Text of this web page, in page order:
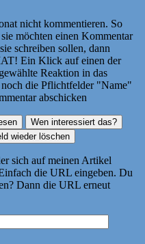
nicht kommentieren. So
möchten einen Kommentar
schreiben sollen, dann
Ein Klick auf einen der
Reaktion in das
die Pflichtfelder "Name"
abschicken
sich auf meinen Artikel
die URL eingeben. Du
Dann die URL erneut